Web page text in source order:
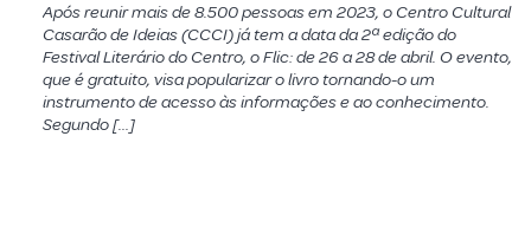
Após reunir mais de 8.500 pessoas em 2023, o Centro Cultural
Casarão de Ideias (CCCI) já tem a data da 2ª edição do
Festival Literário do Centro, o Flic: de 26 a 28 de abril. O evento,
que é gratuito, visa popularizar o livro tornando-o um
instrumento de acesso às informações e ao conhecimento.
Segundo […]